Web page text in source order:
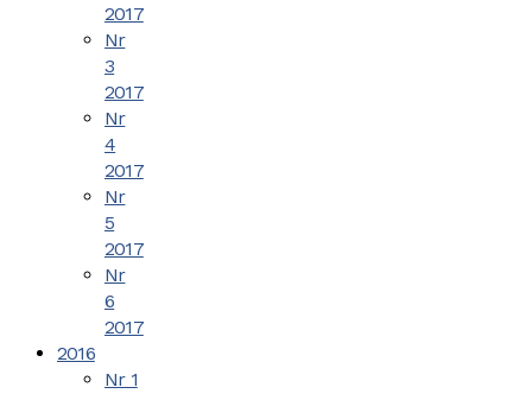
2017
Nr
3
2017
Nr
4
2017
Nr
5
2017
Nr
6
2017
2016
Nr 1